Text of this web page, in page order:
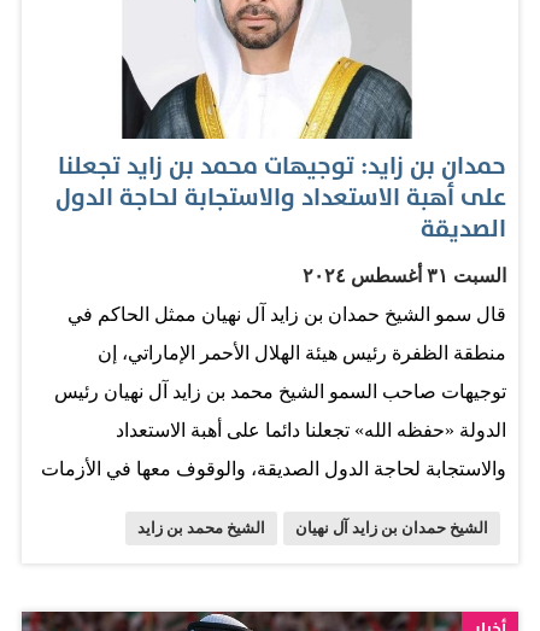
المقبل، في (أبراج الإمارات، ومركز دبي المالي العالمي،
ومتحف المستقبل) بدبي، تحت شعار "المحتوى الهادف"، حيث
تشهد القمة في نسختها الثالثة زخماً كبيراً بمشاركة أكثر من
تنفيذياً وخبيراً عالمياً. رؤية مستقبلية وقال تاكر كارلسون
خلال الجلسة: "تحدثت إلى صاحب السموّ الشيخ محمد بن زايد
بتواضع وحكمة مثله". وأضاف: "قيادة دولة الإمارات لديها
رؤية مستقبلية بعيدة المدى، وليس لسنوات فقط، بما ينعكس
بالإيجاب على كل جزء من الدولة، كما أنها قيادة تنتهج التحفيز
على العمل والتميز…
حمدان بن زايد: توجيهات محمد بن زايد تجعلنا
على أهبة الاستعداد والاستجابة لحاجة الدول
الصديقة
السبت ٣١ أغسطس ٢٠٢٤
قال سمو الشيخ حمدان بن زايد آل نهيان ممثل الحاكم في
منطقة الظفرة رئيس هيئة الهلال الأحمر الإماراتي، إن
توجيهات صاحب السمو الشيخ محمد بن زايد آل نهيان رئيس
الدولة «حفظه الله» تجعلنا دائما على أهبة الاستعداد
والاستجابة لحاجة الدول الصديقة، والوقوف معها في الأزمات
الهلال الأحمر الموجود حاليا في العاصمة «كاتماندو»، لتقييم
الشيخ حمدان بن زايد آل نهيان الشيخ محمد بن زايد